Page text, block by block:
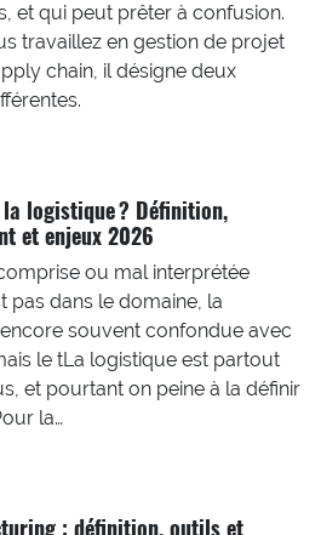
et qui peut prêter à confusion.
travaillez en gestion de projet
chain, il désigne deux
la logistique ? Définition,
et enjeux 2026
ou mal interprétée
pas dans le domaine, la
souvent confondue avec
le tLa logistique est partout
et pourtant on peine à la définir
la…
: définition, outils et